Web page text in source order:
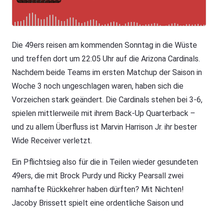
Die 49ers reisen am kommenden Sonntag in die Wüste
und treffen dort um 22:05 Uhr auf die Arizona Cardinals.
Nachdem beide Teams im ersten Matchup der Saison in
Woche 3 noch ungeschlagen waren, haben sich die
Vorzeichen stark geändert. Die Cardinals stehen bei 3-6,
spielen mittlerweile mit ihrem Back-Up Quarterback –
und zu allem Überfluss ist Marvin Harrison Jr. ihr bester
Wide Receiver verletzt.
Ein Pflichtsieg also für die in Teilen wieder gesundeten
49ers, die mit Brock Purdy und Ricky Pearsall zwei
namhafte Rückkehrer haben dürften? Mit Nichten!
Jacoby Brissett spielt eine ordentliche Saison und